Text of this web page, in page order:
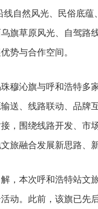
线自然风光、民俗底
旗草原风光、自驾路
势与合作空间。
穆沁旗与呼和浩特多
送、线路联动、品牌
，围绕线路开发、市
旅融合发展新思路、新
，本次呼和浩特站文
动。此前，该旗已先